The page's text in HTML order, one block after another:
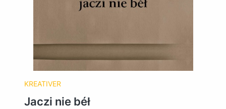
KREATIVER
Jaczi nie béł